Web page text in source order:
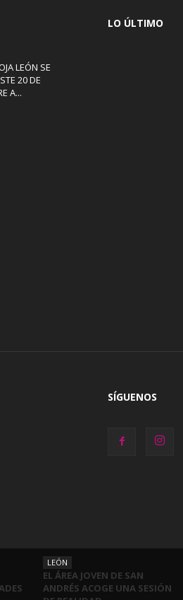
LEÓN SE
20 DE
A...
LO ÚLTIMO
SÍGUENOS
LEÓN
EL ÁREA JOVEN DE SAN
ANDRÉS ACOGE UNA SESIÓN